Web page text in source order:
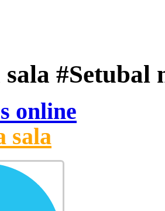
#Setubal
online
sala